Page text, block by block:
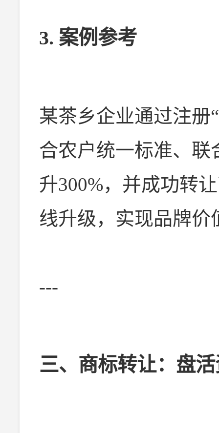
3. 案例参考
某茶乡企业通过注册
合农户统一标准、联
升300%，并成功转
线升级，实现品牌价
---
三、商标转让：盘